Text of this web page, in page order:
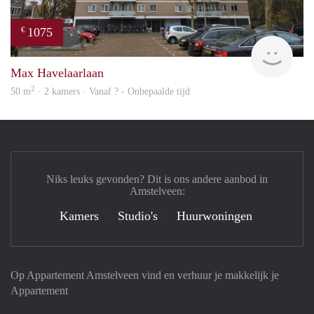
€ 1075
Max Havelaarlaan
50 m2 · 2 kamers · Vanaf ? - Onbepaalde tijd
Op Appartement Amstelveen vind en verhuur je makkelijk je
Appartement
Niks leuks gevonden? Dit is ons andere aanbod in
Amstelveen:
Kamers Studio's Huurwoningen